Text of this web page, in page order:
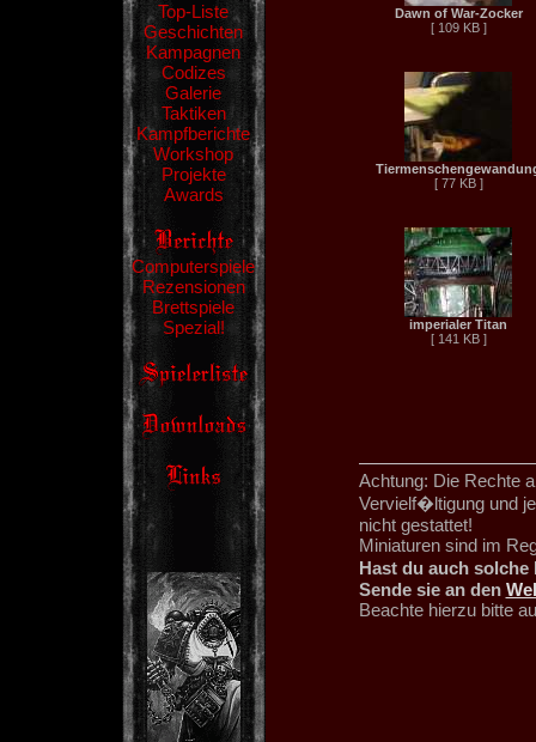
Top-Liste
Geschichten
Kampagnen
Codizes
Galerie
Taktiken
Kampfberichte
Workshop
Projekte
Awards
Computerspiele
Rezensionen
Brettspiele
Spezial!
Dawn of War-Zocker
[ 109 KB ]
[ 77 KB ]
imperialer Titan
[ 141 KB ]
Achtung: Die Rechte
Vervielf�ltigung und
nicht gestattet!
Miniaturen sind im
Hast du auch
Sende sie an den
Beachte hierzu bitte